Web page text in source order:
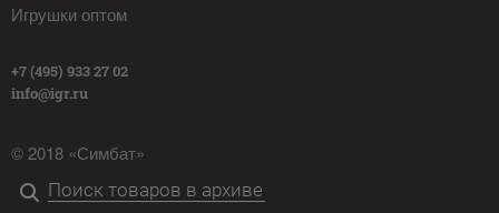
Игрушки оптом
+7 (495) 933 27 02
info@igr.ru
© 2018 «Симбат»